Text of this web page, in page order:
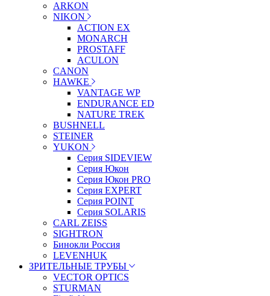
ARKON
NIKON
ACTION EX
MONARCH
PROSTAFF
ACULON
CANON
HAWKE
VANTAGE WP
ENDURANCE ED
NATURE TREK
BUSHNELL
STEINER
YUKON
Серия SIDEVIEW
Серия Юкон
Серия Юкон PRO
Серия EXPERT
Серия POINT
Серия SOLARIS
CARL ZEISS
SIGHTRON
Бинокли Россия
LEVENHUK
ЗРИТЕЛЬНЫЕ ТРУБЫ
VECTOR OPTICS
STURMAN